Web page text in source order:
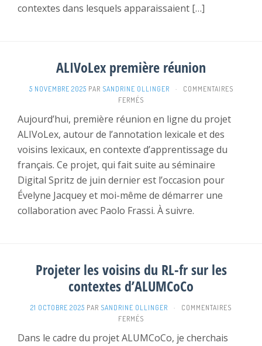
contextes dans lesquels apparaissaient […]
ALIVoLex première réunion
5 NOVEMBRE 2025 PAR SANDRINE OLLINGER ·
COMMENTAIRES
FERMÉS
PREMIÈRE
RÉUNION
Aujourd’hui, première réunion en ligne du projet
ALIVoLex, autour de l’annotation lexicale et des
voisins lexicaux, en contexte d’apprentissage du
français. Ce projet, qui fait suite au séminaire
Digital Spritz de juin dernier est l’occasion pour
Évelyne Jacquey et moi-même de démarrer une
collaboration avec Paolo Frassi. À suivre.
Projeter les voisins du RL-fr sur les
contextes d’ALUMCoCo
21 OCTOBRE 2025 PAR SANDRINE OLLINGER ·
COMMENTAIRES
FERMÉS
LES
Dans le cadre du projet ALUMCoCo, je cherchais